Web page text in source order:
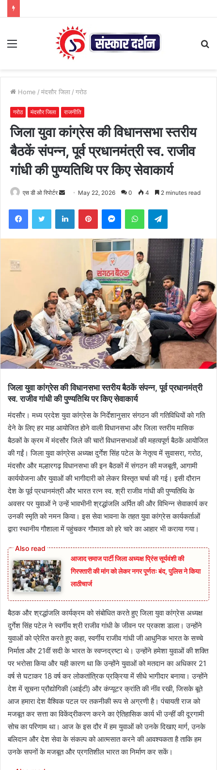
Menu
Home / मंदसौर जिला / गरोठ
गरोठ मंदसौर जिला राजनीति
जिला युवा कांग्रेस की विधानसभा स्तरीय
बैठकें संपन्न, पूर्व प्रधानमंत्री स्व. राजीव
गांधी की पुण्यतिथि पर किए सेवाकार्य
एस डी ओ रिपोर्टर
Send May 22, 2026 0 4 2 minutes read
FacebookTwitter LinkedInPinterestMessengerWhatsAppTelegram
जिला युवा कांग्रेस की विधानसभा स्तरीय बैठकें संपन्न, पूर्व प्रधानमंत्री
स्व. राजीव गांधी की पुण्यतिथि पर किए सेवाकार्य
मंदसौर। मध्य प्रदेश युवा कांग्रेस के निर्देशानुसार संगठन की गतिविधियों को गति
देने के लिए हर माह आयोजित होने वाली विधानसभा और जिला स्तरीय मासिक
बैठकों के क्रम में मंदसौर जिले की चारों विधानसभाओं की महत्वपूर्ण बैठकें आयोजित
की गईं। जिला युवा कांग्रेस अध्यक्ष दुर्गेश सिंह पटेल के नेतृत्व में सुवासरा, गरोठ,
मंदसौर और मल्हारगढ़ विधानसभा की इन बैठकों में संगठन की मजबूती, आगामी
कार्ययोजना और युवाओं की भागीदारी को लेकर विस्तृत चर्चा की गई। इसी दौरान
देश के पूर्व प्रधानमंत्री और भारत रत्न स्व. श्री राजीव गांधी की पुण्यतिथि के
अवसर पर युवाओं ने उन्हें भावभीनी श्रद्धांजलि अर्पित की और विभिन्न सेवाकार्य कर
उनकी स्मृति को नमन किया। इस सेवा भावना के तहत युवा कांग्रेस कार्यकर्ताओं
द्वारा स्थानीय गौशाला में पहुंचकर गौमाता को हरे चारे का आहार भी कराया गया।
आजाद समाज पार्टी जिला अध्यक्ष प्रिंस सूर्यवंशी की
गिरफ्तारी की मांग को लेकर नगर पूर्णतः बंद, पुलिस ने किया
लाठीचार्ज
बैठक और श्रद्धांजलि कार्यक्रम को संबोधित करते हुए जिला युवा कांग्रेस अध्यक्ष
दुर्गेश सिंह पटेल ने स्वर्गीय श्री राजीव गांधी के जीवन पर प्रकाश डाला। उन्होंने
युवाओं को प्रेरित करते हुए कहा, स्वर्गीय राजीव गांधी जी आधुनिक भारत के सच्चे
निर्माता और 21वीं सदी के भारत के स्वप्नद्रष्टा थे। उन्होंने हमेशा युवाओं की शक्ति
पर भरोसा किया और यही कारण था कि उन्होंने युवाओं को मतदान का अधिकार 21
वर्ष से घटाकर 18 वर्ष कर लोकतांत्रिक प्रक्रिया में सीधे भागीदार बनाया। उन्होंने
देश में सूचना प्रौद्योगिकी (आईटी) और कंप्यूटर क्रांति की नींव रखी, जिसके बूते
आज हमारा देश वैश्विक पटल पर तकनीकी रूप से अग्रणी है। पंचायती राज को
मजबूत कर सत्ता का विकेंद्रीकरण करने का ऐतिहासिक कार्य भी उन्हीं की दूरगामी
सोच का परिणाम था। आज के इस दौर में हम युवाओं को उनके दिखाए मार्ग, उनके
बलिदान और देश सेवा के संकल्प को आत्मसात करने की आवश्यकता है ताकि हम
उनके सपनों के मजबूत और प्रगतिशील भारत का निर्माण कर सकें।